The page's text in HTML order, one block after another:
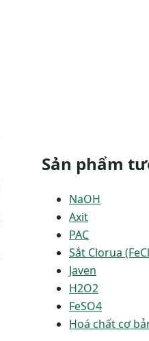
Sản phẩm
NaOH
Axit
PAC
Sắt Clorua
Javen
H2O2
FeSO4
Hoá chất cơ